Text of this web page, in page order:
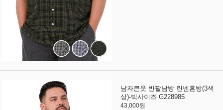
남자큰옷 반팔남방 린넨혼방(3색
상)-빅사이즈 G228985
43,000원